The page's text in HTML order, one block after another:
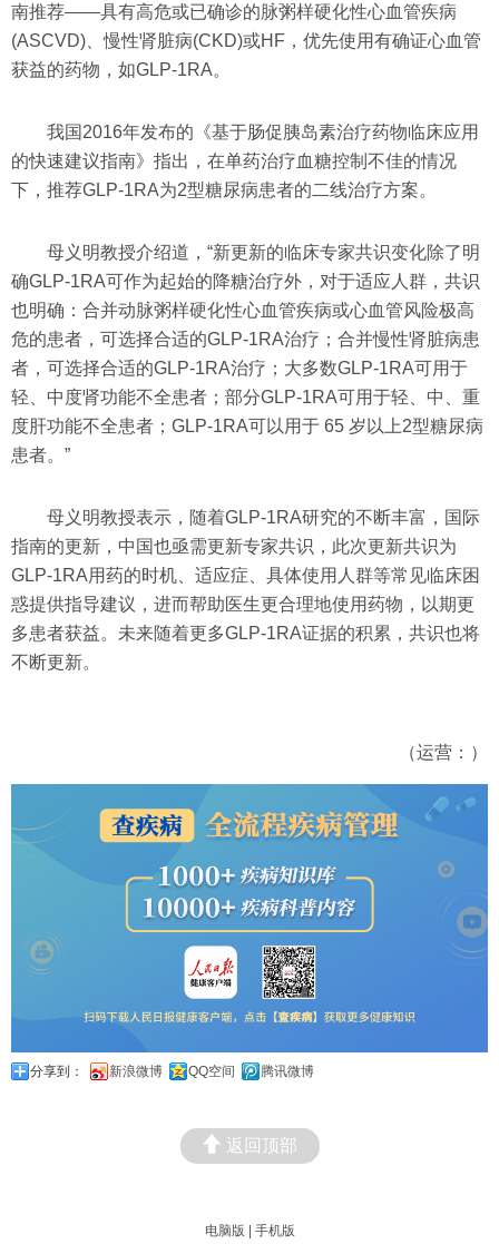
南推荐——具有高危或已确诊的脉粥样硬化性心血管疾病
(ASCVD)、慢性肾脏病(CKD)或HF，优先使用有确证心血管
获益的药物，如GLP-1RA。
我国2016年发布的《基于肠促胰岛素治疗药物临床应用
的快速建议指南》指出，在单药治疗血糖控制不佳的情况
下，推荐GLP-1RA为2型糖尿病患者的二线治疗方案。
母义明教授介绍道，“新更新的临床专家共识变化除了明
确GLP-1RA可作为起始的降糖治疗外，对于适应人群，共识
也明确：合并动脉粥样硬化性心血管疾病或心血管风险极高
危的患者，可选择合适的GLP-1RA治疗；合并慢性肾脏病患
者，可选择合适的GLP-1RA治疗；大多数GLP-1RA可用于
轻、中度肾功能不全患者；部分GLP-1RA可用于轻、中、重
度肝功能不全患者；GLP-1RA可以用于 65 岁以上2型糖尿病
患者。”
母义明教授表示，随着GLP-1RA研究的不断丰富，国际
指南的更新，中国也亟需更新专家共识，此次更新共识为
GLP-1RA用药的时机、适应症、具体使用人群等常见临床困
惑提供指导建议，进而帮助医生更合理地使用药物，以期更
多患者获益。未来随着更多GLP-1RA证据的积累，共识也将
不断更新。
（运营：）
分享到： 新浪微博 QQ空间 腾讯微博
返回顶部
电脑版 | 手机版